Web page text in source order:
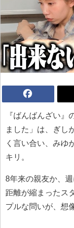
『ばんばんざい』
ました」は、ぎし
く言い合い、みゆ
キリ。
8年来の親友か、
距離が縮まったス
プルな問いが、想